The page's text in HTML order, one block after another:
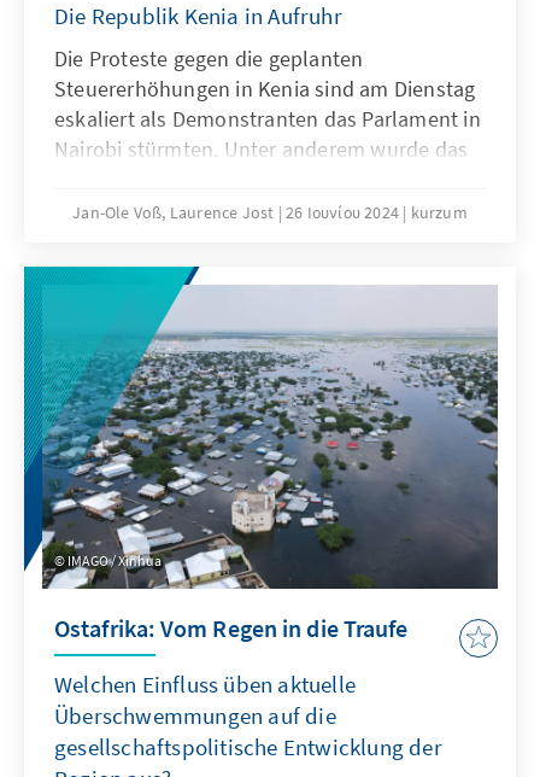
Die Republik Kenia in Aufruhr
Die Proteste gegen die geplanten
Steuererhöhungen in Kenia sind am Dienstag
eskaliert als Demonstranten das Parlament in
Nairobi stürmten. Unter anderem wurde das
zahlreiche Politiker mussten evakuiert
bereits zu mehreren Todesfällen.
Jan-Ole Voß, Laurence Jost 26 Ιουνίου 2024 kurzum
IMAGO / Xinhua
Ostafrika: Vom Regen in die Traufe
Welchen Einfluss üben aktuelle
Überschwemmungen auf die
gesellschaftspolitische Entwicklung der